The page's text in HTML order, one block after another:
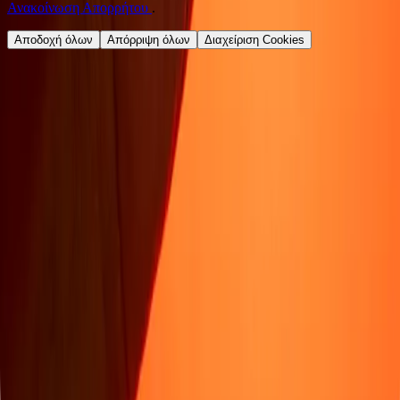
Ανακοίνωση Απορρήτου .
Αποδοχή όλων Απόρριψη όλων Διαχείριση Cookies